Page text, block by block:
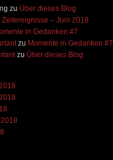
zu Über dieses Blog
Zeitereignisse – Juni 2018
in Gedanken #7
zu Momente in Gedanken #7
zu Über dieses Blog